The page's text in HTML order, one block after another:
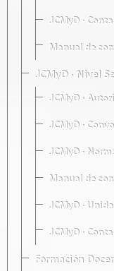
JCMyD ·
Manual de
JCMyD · Nivel
JCMyD ·
JCMyD ·
JCMyD ·
Manual de
JCMyD ·
JCMyD ·
Formación